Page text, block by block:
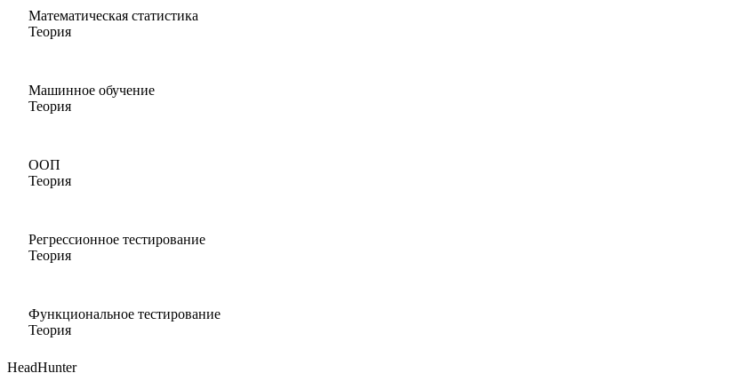
Математическая статистика
Теория
Машинное обучение
Теория
ООП
Теория
Регрессионное тестирование
Теория
Функциональное тестирование
Теория
HeadHunter